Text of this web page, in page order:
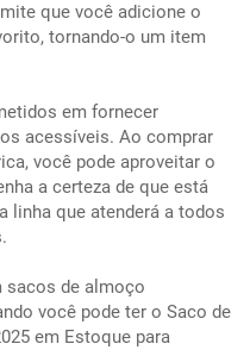
que você adicione o
tornando-o um item
em fornecer
acessíveis. Ao comprar
você pode aproveitar o
a certeza de que está
linha que atenderá a todos
sacos de almoço
você pode ter o Saco de
em Estoque para